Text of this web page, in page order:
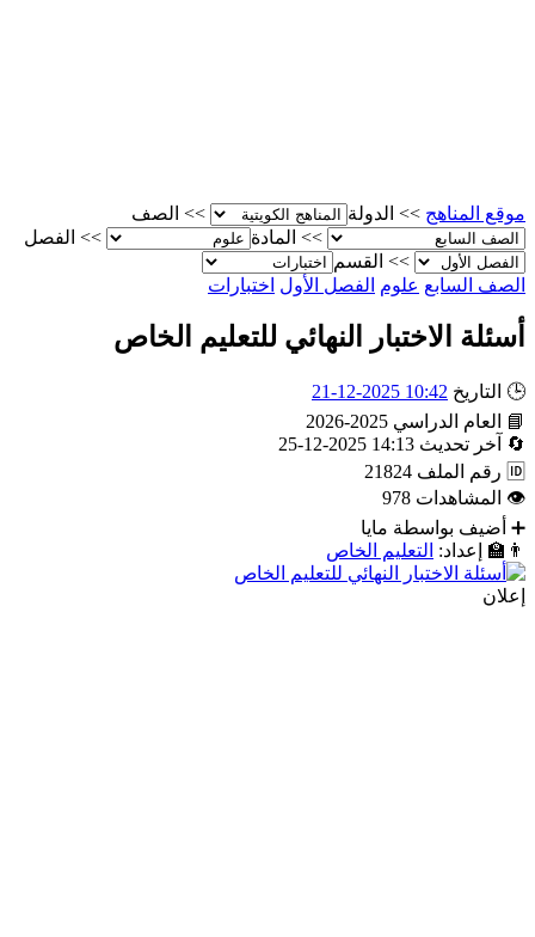
موقع المناهج >> الدولة >>
الصف
>>
المادة >>
الفصل
>>
القسم
الصف السابع علوم الفصل الأول اختبارات
أسئلة الاختبار النهائي للتعليم الخاص
🕒 التاريخ 10:42 2025-12-21
📘
العام الدراسي 2025-2026
🔄
آخر تحديث 14:13 2025-12-25
🆔 رقم الملف 21824
👁
المشاهدات 978
➕
أضيف بواسطة مايا
👨‍🏫
إعداد: التعليم الخاص
إعلان